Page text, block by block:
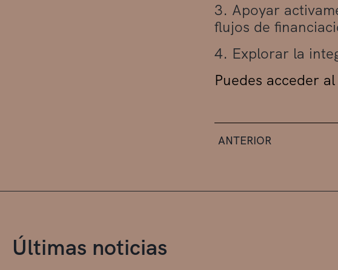
3. Apoyar
flujos de
4. Explorar la
Puedes acceder
ANTERIOR
Últimas noticias